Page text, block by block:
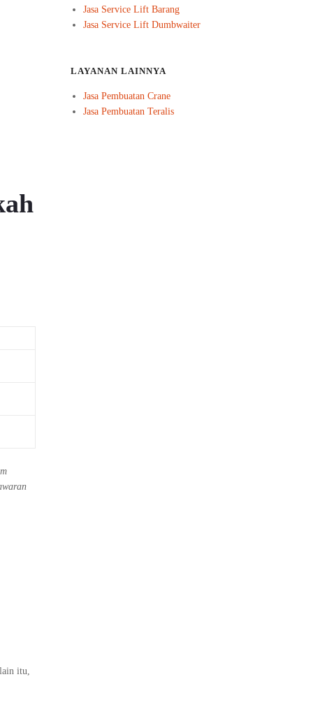
itu,
Jasa Service Lift Barang
Jasa Service Lift Dumbwaiter
LAYANAN LAINNYA
Jasa Pembuatan Crane
Jasa Pembuatan Teralis